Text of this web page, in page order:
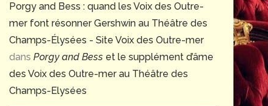
Porgy and Bess : quand les Voix des Outre-
mer font résonner Gershwin au Théâtre des
Champs-Élysées - Site Voix des Outre-mer
dans Porgy and Bess et le supplément d’âme
des Voix des Outre-mer au Théâtre des
Champs-Elysées